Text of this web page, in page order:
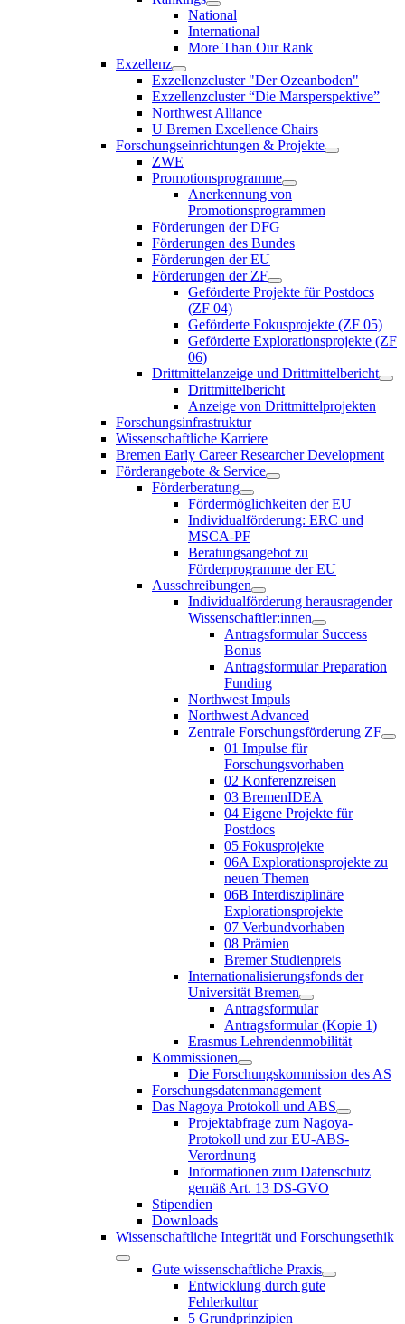
National
International
More Than Our Rank
Exzellenz
Exzellenzcluster "Der Ozeanboden"
Exzellenzcluster “Die Marsperspektive”
Northwest Alliance
U Bremen Excellence Chairs
Forschungseinrichtungen & Projekte
ZWE
Promotionsprogramme
Anerkennung von
Promotionsprogrammen
Förderungen der DFG
Förderungen des Bundes
Förderungen der EU
Förderungen der ZF
Geförderte Projekte für Postdocs
(ZF 04)
Geförderte Fokusprojekte (ZF 05)
Geförderte Explorationsprojekte (ZF
06)
Drittmittelanzeige und Drittmittelbericht
Drittmittelbericht
Anzeige von Drittmittelprojekten
Forschungsinfrastruktur
Wissenschaftliche Karriere
Bremen Early Career Researcher Development
Förderangebote & Service
Förderberatung
Fördermöglichkeiten der EU
Individualförderung: ERC und
MSCA-PF
Beratungsangebot zu
Förderprogramme der EU
Ausschreibungen
Individualförderung herausragender
Wissenschaftler:innen
Antragsformular Success
Bonus
Antragsformular Preparation
Funding
Northwest Impuls
Northwest Advanced
Zentrale Forschungsförderung ZF
01 Impulse für
Forschungsvorhaben
02 Konferenzreisen
03 BremenIDEA
04 Eigene Projekte für
Postdocs
05 Fokusprojekte
06A Explorationsprojekte zu
neuen Themen
06B Interdisziplinäre
Explorationsprojekte
07 Verbundvorhaben
08 Prämien
Bremer Studienpreis
Internationalisierungsfonds der
Universität Bremen
Antragsformular
Antragsformular (Kopie 1)
Erasmus Lehrendenmobilität
Kommissionen
Die Forschungskommission des AS
Forschungsdatenmanagement
Das Nagoya Protokoll und ABS
Projektabfrage zum Nagoya-
Protokoll und zur EU-ABS-
Verordnung
Informationen zum Datenschutz
gemäß Art. 13 DS-GVO
Stipendien
Downloads
Wissenschaftliche Integrität und Forschungsethik
Gute wissenschaftliche Praxis
Entwicklung durch gute
Fehlerkultur
5 Grundprinzipien